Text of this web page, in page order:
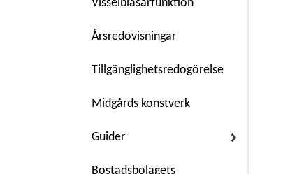
Visselblåsarfunktion
Årsredovisningar
Tillgänglighetsredogörelse
Midgårds konstverk
Guider
Bostadsbolagets